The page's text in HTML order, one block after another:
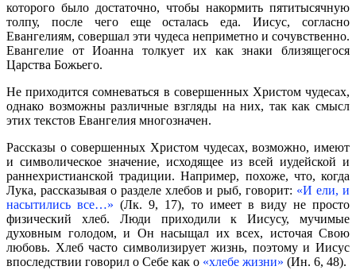
которого было достаточно, чтобы накормить пятитысячную
толпу, после чего еще осталась еда. Иисус, согласно
Евангелиям, совершал эти чудеса неприметно и сочувственно.
Евангелие от Иоанна толкует их как знаки близящегося
Царства Божьего.
Не приходится сомневаться в совершенных Христом чудесах,
однако возможны различные взгляды на них, так как смысл
этих текстов Евангелия многозначен.
Рассказы о совершенных Христом чудесах, возможно, имеют
и символическое значение, исходящее из всей иудейской и
раннехристианской традиции. Например, похоже, что, когда
Лука, рассказывая о разделе хлебов и рыб, говорит: «И ели, и
насытились все…» (Лк. 9, 17), то имеет в виду не просто
физический хлеб. Люди приходили к Иисусу, мучимые
духовным голодом, и Он насыщал их всех, источая Свою
любовь. Хлеб часто символизирует жизнь, поэтому и Иисус
впоследствии говорил о Себе как о «хлебе жизни» (Ин. 6, 48).